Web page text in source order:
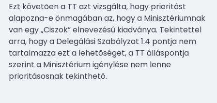
Ezt követõen a TT azt vizsgálta, hogy prioritást
alapozna-e önmagában az, hogy a Minisztériumnak
van egy „Ciszok” elnevezésû kiadványa. Tekintettel
arra, hogy a Delegálási Szabályzat 1.4 pontja nem
tartalmazza ezt a lehetõséget, a TT álláspontja
szerint a Minisztérium igénylése nem lenne
prioritásosnak tekinthetõ.